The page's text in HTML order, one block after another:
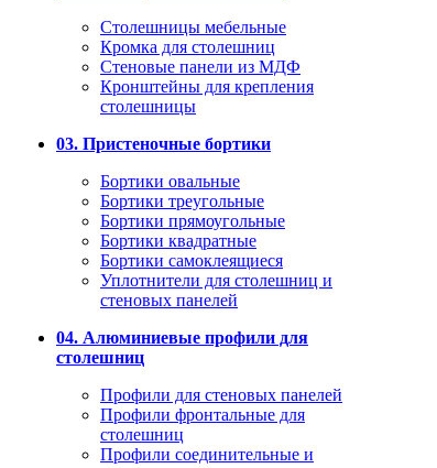
Столешницы мебельные
Кромка для столешниц
Стеновые панели из МДФ
Кронштейны для крепления
столешницы
03. Пристеночные бортики
Бортики овальные
Бортики треугольные
Бортики прямоугольные
Бортики квадратные
Бортики самоклеящиеся
Уплотнители для столешниц и
стеновых панелей
04. Алюминиевые профили для
столешниц
Профили для стеновых панелей
Профили фронтальные для
столешниц
Профили соединительные и